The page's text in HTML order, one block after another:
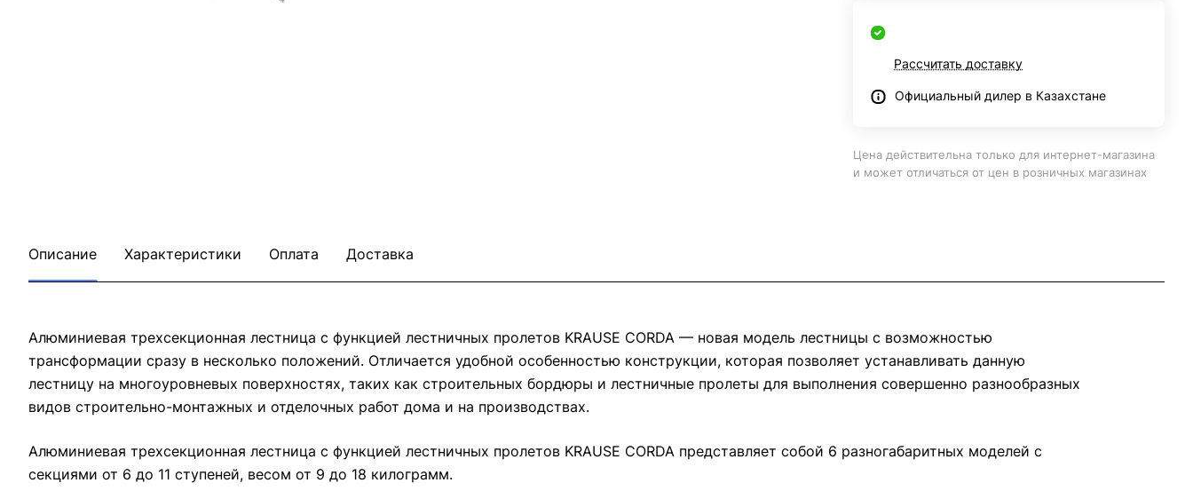
Рассчитать доставку
Официальный дилер в Казахстане
Цена действительна только для интернет-магазина
и может отличаться от цен в розничных магазинах
Описание Характеристики Оплата Доставка
Алюминиевая трехсекционная лестница с функцией лестничных пролетов KRAUSE CORDA — новая модель лестницы с возможностью
трансформации сразу в несколько положений. Отличается удобной особенностью конструкции, которая позволяет устанавливать данную
лестницу на многоуровневых поверхностях, таких как строительных бордюры и лестничные пролеты для выполнения совершенно разнообразных
видов строительно-монтажных и отделочных работ дома и на производствах.
Алюминиевая трехсекционная лестница с функцией лестничных пролетов KRAUSE CORDA представляет собой 6 разногабаритных моделей с
секциями от 6 до 11 ступеней, весом от 9 до 18 килограмм.